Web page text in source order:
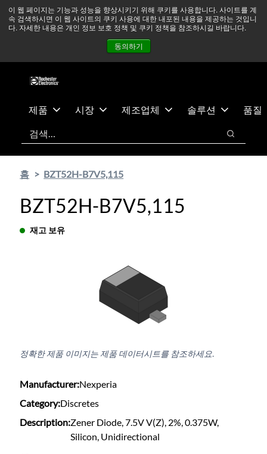
이 웹 페이지는 기능과 성능을 향상시키기 위해 쿠키를 사용합니다. 사이트를 계
속 검색하시면 이 웹 사이트의 쿠키 사용에 대한 내포된 내용을 제공하는 것입니
다. 자세한 내용은 개인 정보 보호 정책 및 쿠키 정책을 참조하시길 바랍니다.
동의하기
츠
건
중동 지역 상황을 지속적으로 주시하고 있으며, 모든 서비스는
정상적으로 운영되고 있습니다. 더 읽어보기 →
뉴스
문의하기
제품 시장 제조업체 솔루션
품질
검색
검색
홈 BZT52H-B7V5,115
BZT52H-B7V5,115
재고 보유
정확한 제품 이미지는 제품 데이터시트를 참조하세요.
Manufacturer:Nexperia
Category:Discretes
Description:Zener Diode, 7.5V V(Z), 2%, 0.375W,
Silicon, Unidirectional